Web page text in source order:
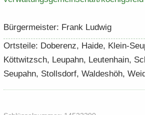
Bür­ger­meis­ter: Frank Lud­wig
Orts­tei­le: Do­be­renz, Haide, Klein-​
Kött­witzsch, Leupahn, Leu­ten­hain,
Seupahn, Stolls­dorf, Wal­des­höh,